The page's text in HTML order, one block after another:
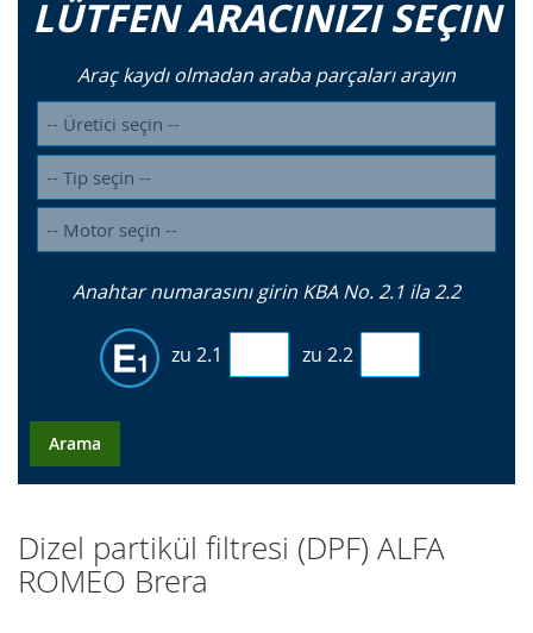
LÜTFEN ARACINIZI SEÇIN
Araç kaydı olmadan araba parçaları arayın
Anahtar numarasını girin KBA No. 2.1 ila 2.2
zu 2.1 zu 2.2
Arama
Dizel partikül filtresi (DPF) ALFA
ROMEO Brera